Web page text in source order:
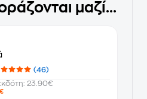
μαζί...
(46)
23.90€